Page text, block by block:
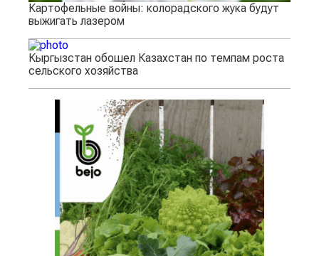
Картофельные войны: колорадского жука будут
выжигать лазером
Кыргызстан обошел Казахстан по темпам роста
сельского хозяйства